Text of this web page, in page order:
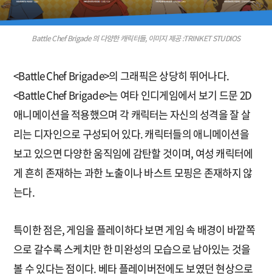
Battle Chef Brigade 의 다양한 캐릭터들, 이미지 제공 :TRINKET STUDIOS
<Battle Chef Brigade>의 그래픽은 상당히 뛰어나다.
<Battle Chef Brigade>는 여타 인디게임에서 보기 드문 2D
애니메이션을 적용했으며 각 캐릭터는 자신의 성격을 잘 살
리는 디자인으로 구성되어 있다. 캐릭터들의 애니메이션을
보고 있으면 다양한 움직임에 감탄할 것이며, 여성 캐릭터에
게 흔히 존재하는 과한 노출이나 바스트 모핑은 존재하지 않
는다.
특이한 점은, 게임을 플레이하다 보면 게임 속 배경이 바깥쪽
으로 갈수록 스케치만 한 미완성의 모습으로 남아있는 것을
볼 수 있다는 점이다. 베타 플레이버전에도 보였던 현상으로